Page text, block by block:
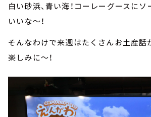
白い砂浜、青い海！コーレーグースにソ
いいな～！
そんなわけで来週はたくさんお土産話
楽しみに～！